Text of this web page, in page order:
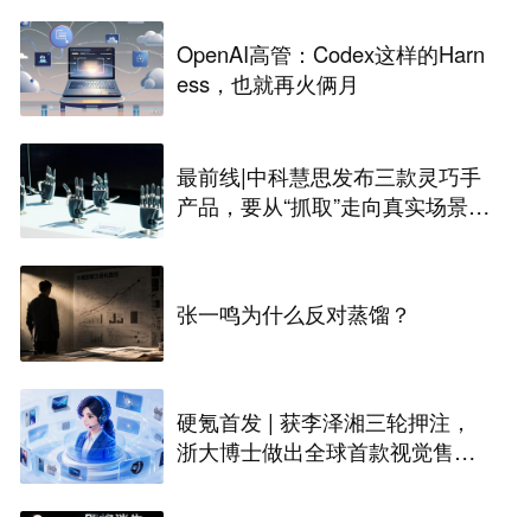
OpenAI高管：Codex这样的Harn
ess，也就再火俩月
最前线|中科慧思发布三款灵巧手
产品，要从“抓取”走向真实场景作
张一鸣为什么反对蒸馏？
硬氪首发 | 获李泽湘三轮押注，
浙大博士做出全球首款视觉售后